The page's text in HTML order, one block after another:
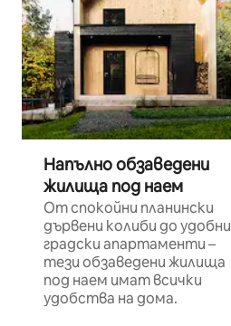
Напълно обзаведени
жилища под наем
От спокойни планински
дървени колиби до удобни
градски апартаменти –
тези обзаведени жилища
под наем имат всички
удобства на дома.